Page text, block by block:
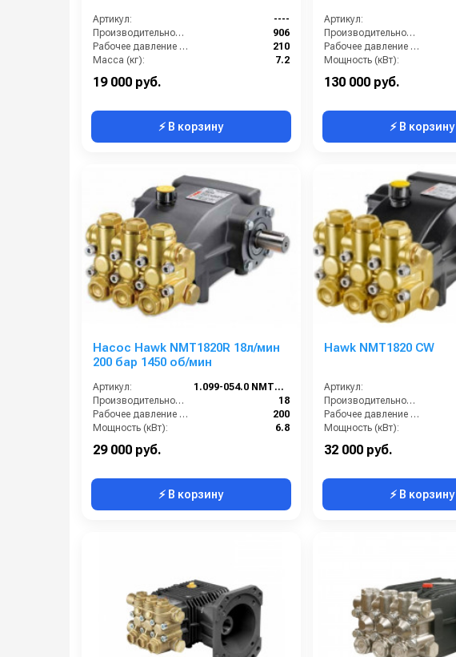
Артикул:
----
Производительность (л/ч):
906
Рабочее давление (бар):
210
Масса (кг):
7.2
19 000 руб.
⚡ В корзину
Артикул:
Производительность (л/ч):
Рабочее давление (бар):
Мощность (кВт):
130 000 руб.
⚡ В корзину
Насос Hawk NMT1820R 18л/мин
200 бар 1450 об/мин
Артикул:
1.099-054.0 NMT1820R
Производительность (л/мин):
18
Рабочее давление (бар):
200
Мощность (кВт):
6.8
29 000 руб.
⚡ В корзину
Hawk NMT1820 CW
Артикул:
Производительность (л/ч):
Рабочее давление (бар):
Мощность (кВт):
32 000 руб.
⚡ В корзину